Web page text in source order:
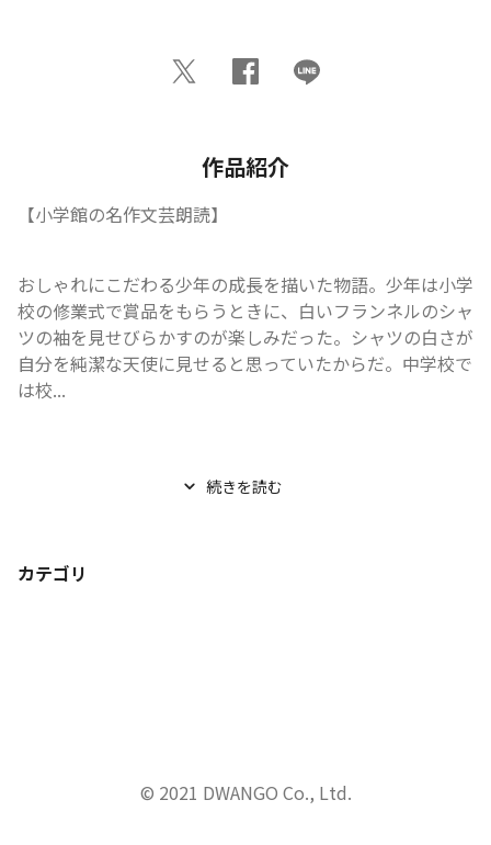
作品紹介
【小学館の名作文芸朗読】
おしゃれにこだわる少年の成長を描いた物語。少年は小学
校の修業式で賞品をもらうときに、白いフランネルのシャ
ツの袖を見せびらかすのが楽しみだった。シャツの白さが
自分を純潔な天使に見せると思っていたからだ。中学校で
は校...
続きを読む
カテゴリ
© 2021 DWANGO Co., Ltd.